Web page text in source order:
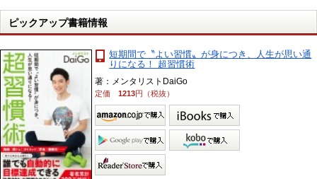
ピックアップ書籍情報
短期間で〝よい習慣〟が身につき、人生が思い通
りになる！ 超習慣術
著：メンタリストDaiGo
定価1213円（税抜）